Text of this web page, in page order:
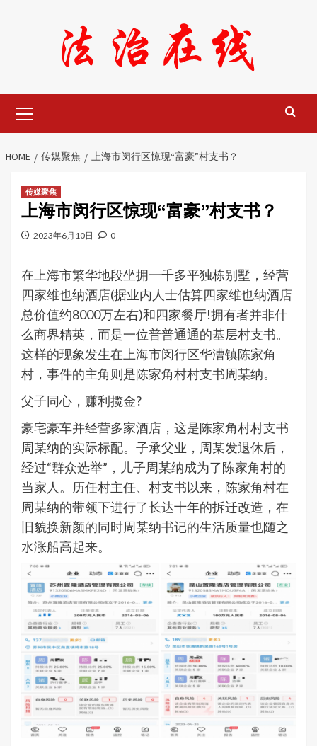
Menu
HOME 传媒聚焦 上海市闵行区惊现“富豪”村支书？
传媒聚焦
上海市闵行区惊现“富豪”村支书？
2023年6月10日 0
在上海市繁华地段坐拥一千多平独栋别墅，经营
四家维也纳酒店(据业内人士估算四家维也纳酒店
总价值约8000万左右)和四家餐厅!拥有者并非什
么商界精英，而是一位普普通通的基层村支书。
这样的现象发生在上海市闵行区华漕镇陈家角
村，事件的主角则是陈家角村村支书周某纳。
父子同心，赚利揽金?
豪宅豪车并经营多家酒店，这是陈家角村村支书
周某纳的实际标配。子承父业，周某发退休后，
经过“群众选举”，儿子周某纳成为了陈家角村的
当家人。历任村主任、村支书以来，陈家角村在
周某纳的带领下进行了长达十年的拆迁改造，在
旧貌换新颜的同时周某纳书记的生活质量也随之
水涨船高起来。